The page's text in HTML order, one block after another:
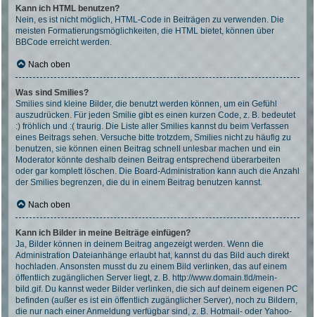
Kann ich HTML benutzen?
Nein, es ist nicht möglich, HTML-Code in Beiträgen zu verwenden. Die
meisten Formatierungsmöglichkeiten, die HTML bietet, können über
BBCode erreicht werden.
Nach oben
Was sind Smilies?
Smilies sind kleine Bilder, die benutzt werden können, um ein Gefühl
auszudrücken. Für jeden Smilie gibt es einen kurzen Code, z. B. bedeutet
:) fröhlich und :( traurig. Die Liste aller Smilies kannst du beim Verfassen
eines Beitrags sehen. Versuche bitte trotzdem, Smilies nicht zu häufig zu
benutzen, sie können einen Beitrag schnell unlesbar machen und ein
Moderator könnte deshalb deinen Beitrag entsprechend überarbeiten
oder gar komplett löschen. Die Board-Administration kann auch die Anzahl
der Smilies begrenzen, die du in einem Beitrag benutzen kannst.
Nach oben
Kann ich Bilder in meine Beiträge einfügen?
Ja, Bilder können in deinem Beitrag angezeigt werden. Wenn die
Administration Dateianhänge erlaubt hat, kannst du das Bild auch direkt
hochladen. Ansonsten musst du zu einem Bild verlinken, das auf einem
öffentlich zugänglichen Server liegt, z. B. http://www.domain.tld/mein-
bild.gif. Du kannst weder Bilder verlinken, die sich auf deinem eigenen PC
befinden (außer es ist ein öffentlich zugänglicher Server), noch zu Bildern,
die nur nach einer Anmeldung verfügbar sind, z. B. Hotmail- oder Yahoo-